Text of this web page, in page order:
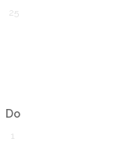
25
Do
1